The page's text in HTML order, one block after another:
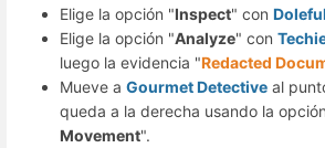
Elige la opción "Inspect" con
Elige la opción "Analyze" con
luego la evidencia "Redacted
Mueve a Gourmet Detective al
queda a la derecha usando la
Movement".